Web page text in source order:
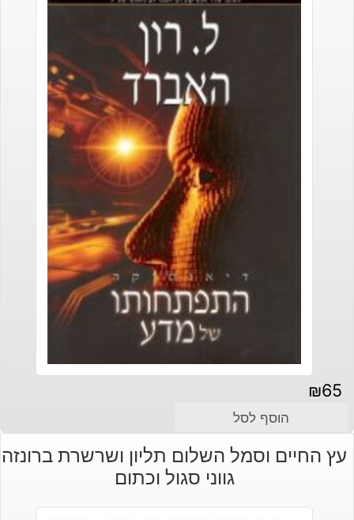
₪65
הוסף לסל
עץ החיים וסמל השלום תליון ושרשרת ברונזה
גווני סגול וכתום